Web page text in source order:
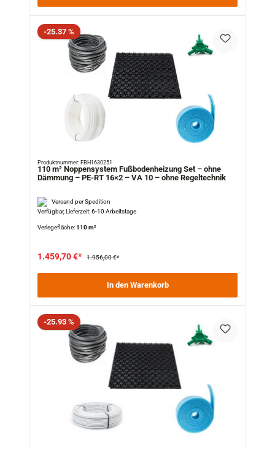
Rabatt
-25.37 %
Produktnummer: FBH1630251
110 m² Noppensystem Fußbodenheizung Set – ohne
Dämmung – PE-RT 16×2 – VA 10 – ohne Regeltechnik
Versand per Spedition
Verfügbar, Lieferzeit: 6-10 Arbeitstage
Verlegefläche:110 m²
1.459,70 €* 1.956,00 €*
In den Warenkorb
Rabatt
-25.93 %